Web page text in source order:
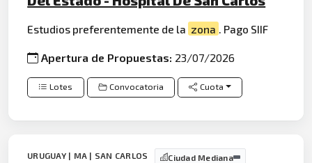
Estudios preferentemente de la zona . Pago SIIF
Apertura de Propuestas: 23/07/2026
Lotes Convocatoria Cuota
URUGUAY | MA | SAN CARLOS Ciudad Mediana